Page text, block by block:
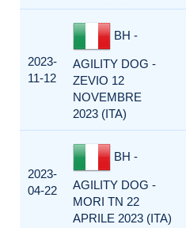
2023-
11-12
BH -
AGILITY DOG -
ZEVIO 12
NOVEMBRE
2023 (ITA)
2023-
04-22
BH -
AGILITY DOG -
MORI TN 22
APRILE 2023 (ITA)